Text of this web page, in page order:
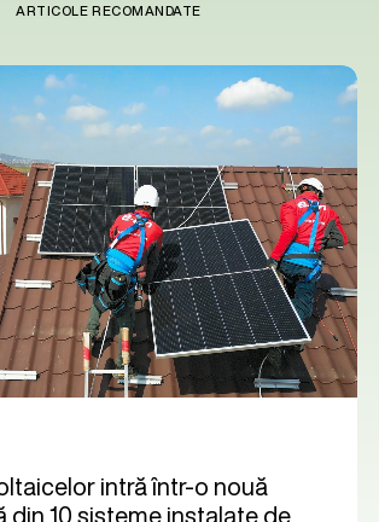
ARTICOLE RECOMANDATE
intră într-o nouă